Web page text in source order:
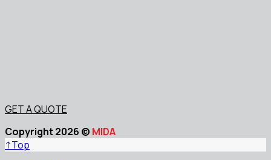
GET A QUOTE
Copyright 2026 © MIDA
↑Top